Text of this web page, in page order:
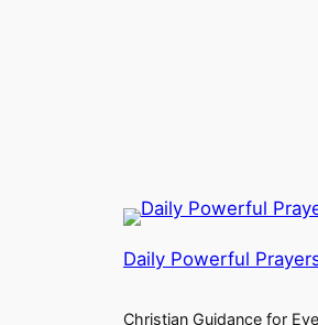
Daily Powerful
Christian Guidance for